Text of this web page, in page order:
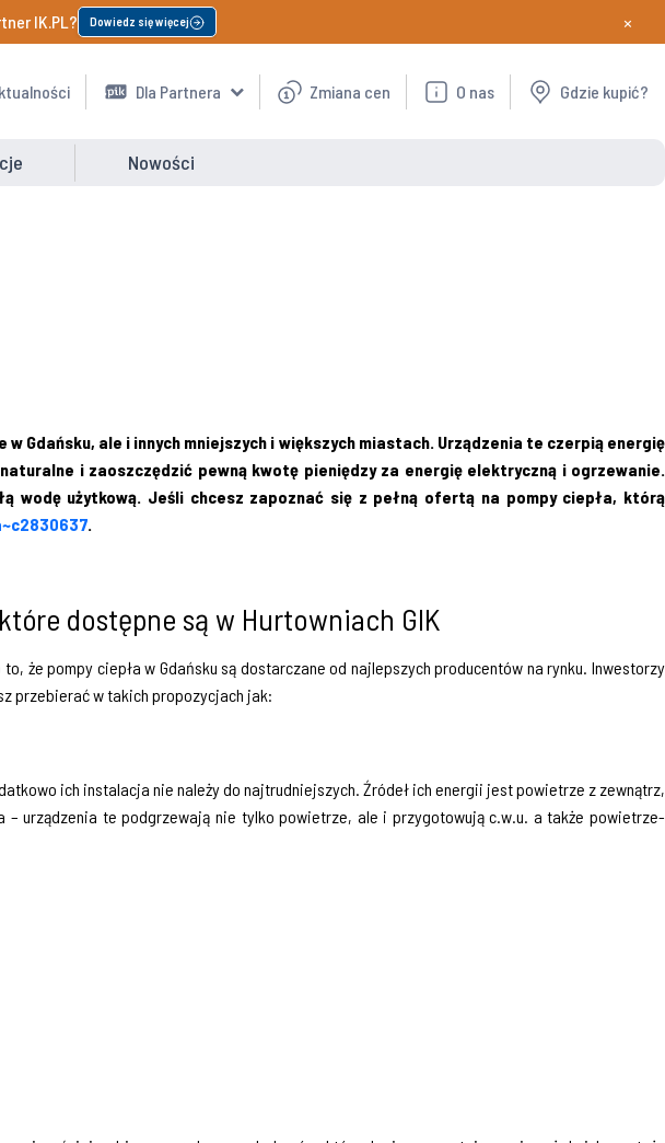
IK.PL? Dowiedz się więcej ×
Dla Partnera Zmiana cen O nas Gdzie kupić?
Nowości
Gdańsku, ale i innych mniejszych i większych miastach. Urządzenia te czerpią energię
i zaoszczędzić pewną kwotę pieniędzy za energię elektryczną i ogrzewanie.
użytkową. Jeśli chcesz zapoznać się z pełną ofertą na pompy ciepła, którą
.
dostępne są w Hurtowniach GIK
że pompy ciepła w Gdańsku są dostarczane od najlepszych producentów na rynku. Inwestorzy
przebierać w takich propozycjach jak:
ich instalacja nie należy do najtrudniejszych. Źródeł ich energii jest powietrze z zewnątrz,
urządzenia te podgrzewają nie tylko powietrze, ale i przygotowują c.w.u. a także powietrze-